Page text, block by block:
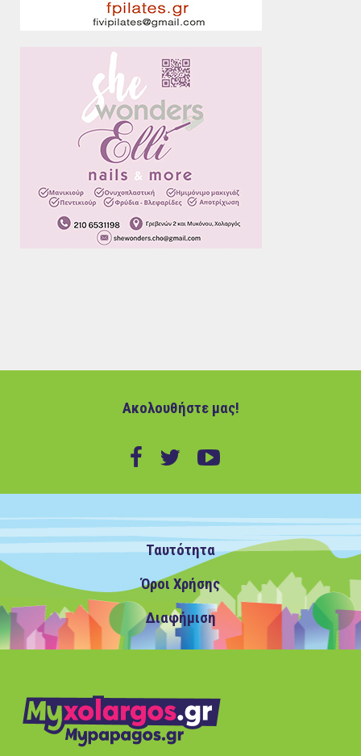
Ακολουθήστε μας!
Ταυτότητα
Όροι Χρήσης
Διαφήμιση